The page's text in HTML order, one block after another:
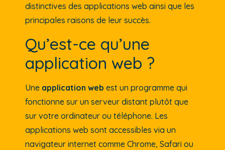
distinctives des applications web ainsi que les
principales raisons de leur succès.
Qu’est-ce qu’une
application web ?
Une application web est un programme qui
fonctionne sur un serveur distant plutôt que
sur votre ordinateur ou téléphone. Les
applications web sont accessibles via un
navigateur internet comme Chrome, Safari ou